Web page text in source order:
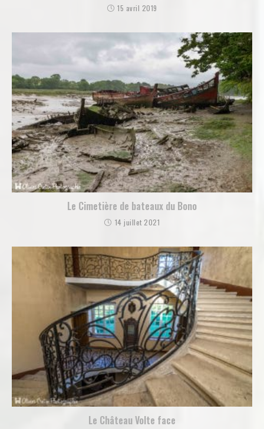
15 avril 2019
Le Cimetière de bateaux du Bono
14 juillet 2021
Le Château Volte face